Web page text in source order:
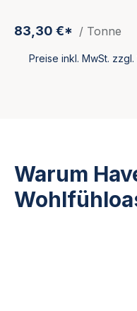
83,30 €* / Tonne
Preise inkl. MwSt.
Warum